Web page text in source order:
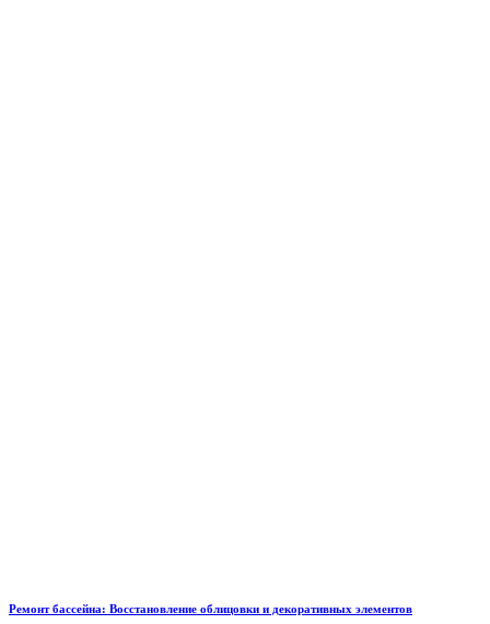
Ремонт бассейна: Восстановление облицовки и декоративных элементов